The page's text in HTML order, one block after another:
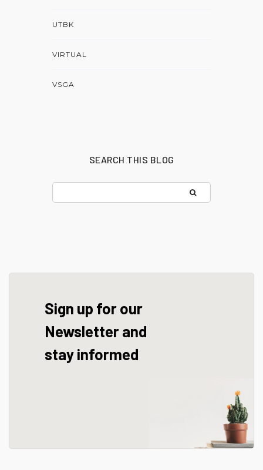
UTBK
VIRTUAL
VSGA
SEARCH THIS BLOG
Sign up for our
Newsletter and
stay informed